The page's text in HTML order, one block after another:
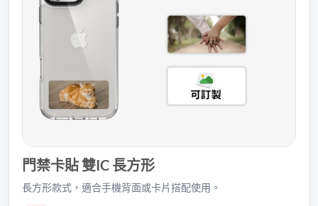
門禁卡貼 雙IC 長方形
長方形款式，適合手機背面或卡片搭配使用。